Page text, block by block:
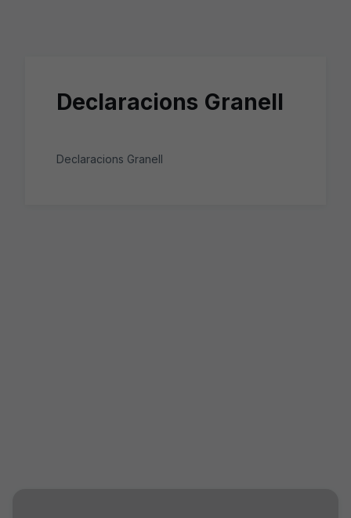
Declaracions Granell
Declaracions Granell